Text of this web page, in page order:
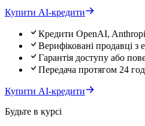
Купити AI-кредити
Кредити OpenAI,
Верифіковані продавці з
Гарантія доступу або
Передача протягом 24
Купити AI-кредити
Будьте в курсі